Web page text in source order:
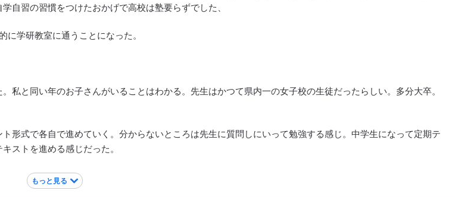
自習の習慣をつけたおかげで高校は塾要らずでした、
学研教室に通うことになった。
と同い年のお子さんがいることはわかる。先生はかつて県内一の女子校の生徒だったらしい。多分大卒。
形式で各自で進めていく。分からないところは先生に質問しにいって勉強する感じ。中学生になって定期テ
ストを進める感じだった。
もっと見る